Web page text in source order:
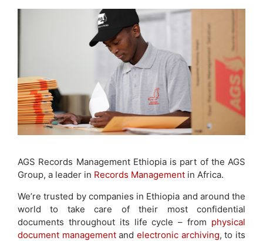
AGS Records Management Ethiopia is part of the AGS
Group, a leader in Records Management in Africa.
We’re trusted by companies in Ethiopia and around the
world to take care of their most confidential
documents throughout its life cycle – from physical
document managementandelectronic archiving, to its